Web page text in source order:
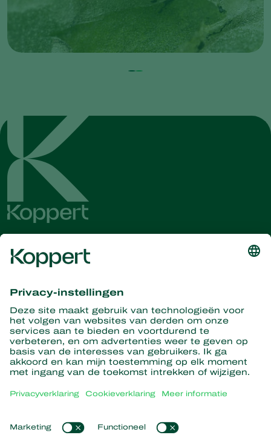
Ontvang het laatste nieuws en
informatie
Hier aanmelden
Partners with Nature
Roofmijten
Roofinsecten
Nuttige nematoden
Nieuws en informatie
Populaire links